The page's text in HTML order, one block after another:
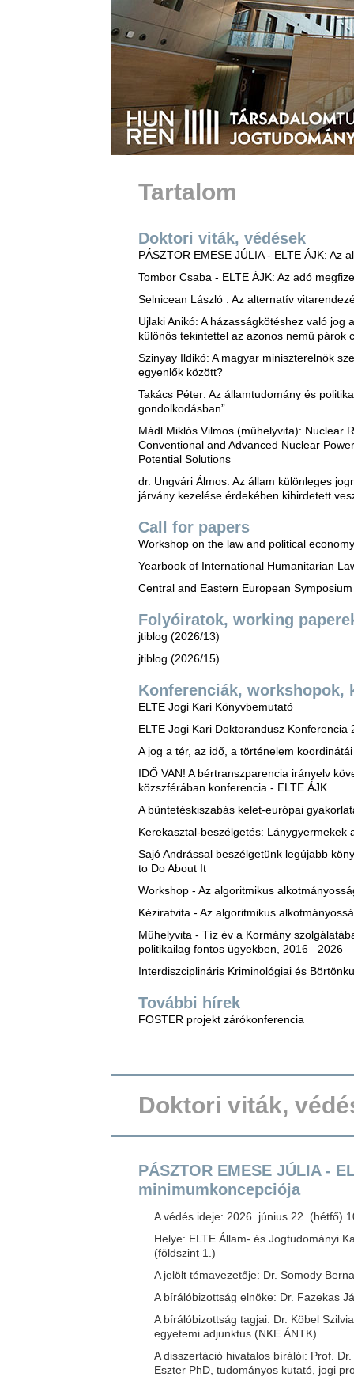
Tartalom
Doktori viták, védések
PÁSZTOR EMESE JÚLIA - ELTE ÁJK: Az
Tombor Csaba - ELTE ÁJK: Az adó
Selnicean László : Az alternatív
Ujlaki Anikó: A házasságkötéshez való
különös tekintettel az azonos nemű párok
Szinyay Ildikó: A magyar miniszterelnök
egyenlők között?
Takács Péter: Az államtudomány és
gondolkodásban”
Mádl Miklós Vilmos (műhelyvita): Nuclear
Conventional and Advanced Nuclear
Potential Solutions
dr. Ungvári Álmos: Az állam különleges
járvány kezelése érdekében kihirdetett
Call for papers
Workshop on the law and political
Yearbook of International Humanitarian
Central and Eastern European
Folyóiratok, working
jtiblog (2026/13)
jtiblog (2026/15)
Konferenciák, workshopok,
ELTE Jogi Kari Könyvbemutató
ELTE Jogi Kari Doktorandusz Konferencia
A jog a tér, az idő, a történelem
IDŐ VAN! A bértranszparencia irányelv
közszférában konferencia - ELTE ÁJK
A büntetéskiszabás kelet-európai
Kerekasztal-beszélgetés: Lánygyermekek
Sajó Andrással beszélgetünk legújabb
to Do About It
Workshop - Az algoritmikus
Kéziratvita - Az algoritmikus
Műhelyvita - Tíz év a Kormány
politikailag fontos ügyekben, 2016‒ 2026
Interdiszciplináris Kriminológiai és
További hírek
FOSTER projekt zárókonferencia
Doktori viták,
PÁSZTOR EMESE JÚLIA -
minimumkoncepciója
A védés ideje: 2026. június 22. (hétfő)
Helye: ELTE Állam- és Jogtudományi
(földszint 1.)
A jelölt témavezetője: Dr. Somody
A bírálóbizottság elnöke: Dr. Fazekas
A bírálóbizottság tagjai: Dr. Köbel
egyetemi adjunktus (NKE ÁNTK)
A disszertáció hivatalos bírálói: Prof.
Eszter PhD, tudományos kutató, jogi